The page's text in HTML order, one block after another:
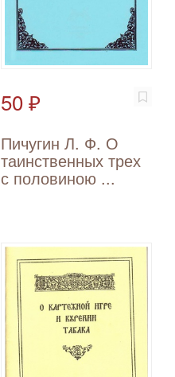
50 ₽
Пичугин Л. Ф. О
таинственных трех
с половиною ...